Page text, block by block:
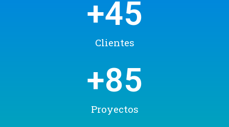
Clientes
+45
Proyectos
+85